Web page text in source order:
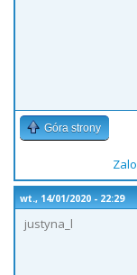
Góra strony
wt., 14/01/2020 - 22:29
justyna_l